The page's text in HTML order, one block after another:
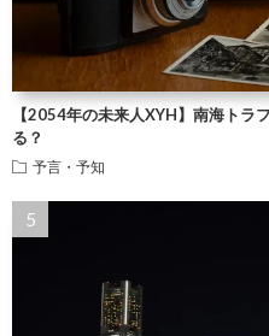
【2054年の未来人XYH】南海ト
る？
予言・予知